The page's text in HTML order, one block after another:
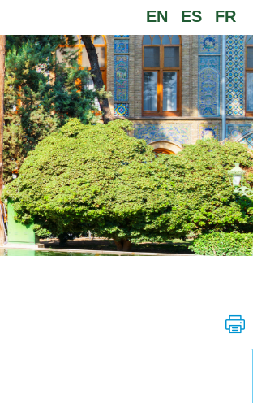
EN ES FR